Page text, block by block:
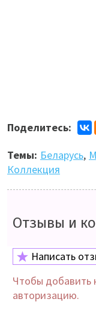
Поделитесь:
Темы: Беларусь,
Коллекция
Отзывы и
Написать
Чтобы добавить
авторизацию.